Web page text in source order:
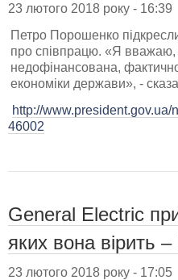
23 лютого 2018 року - 16:39
Петро Порошенко
про співпрацю. «Я вважаю,
недофінансована,
економіки держави», -
http://
46002
General Electric
яких вона вірить
23 лютого 2018 року - 17:05